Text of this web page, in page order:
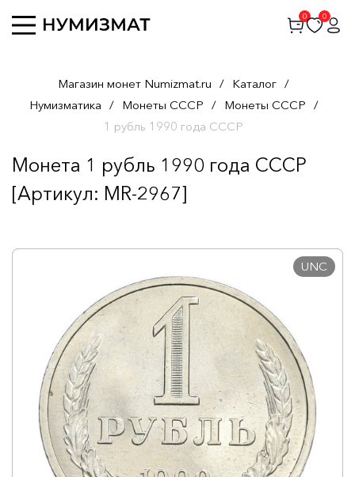
0 0
Магазин монет Numizmat.ru / Каталог /
Нумизматика / Монеты СССР / Монеты СССР /
1 рубль 1990 года СССР
Монета 1 рубль 1990 года СССР
[Артикул: MR-2967]
UNC